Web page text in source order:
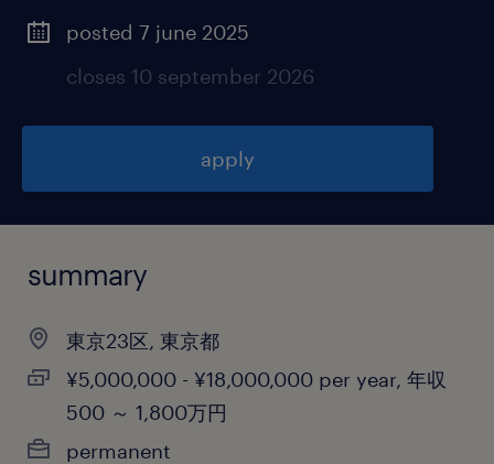
posted 7 june 2025
closes 10 september 2026
apply
summary
東京23区, 東京都
¥5,000,000 - ¥18,000,000 per year, 年収
500 ～ 1,800万円
permanent